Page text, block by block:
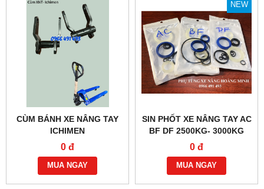
CÙM BÁNH XE NÂNG TAY
ICHIMEN
0 đ
MUA NGAY
NEW
SIN PHỐT XE NÂNG TAY AC
BF DF 2500KG- 3000KG
0 đ
MUA NGAY